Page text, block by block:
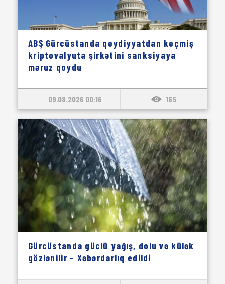
ABŞ Gürcüstanda qeydiyyatdan keçmiş
kriptovalyuta şirkətini sanksiyaya
məruz qoydu
09.08.2026 00:16 165
Gürcüstanda güclü yağış, dolu və külək
gözlənilir – Xəbərdarlıq edildi